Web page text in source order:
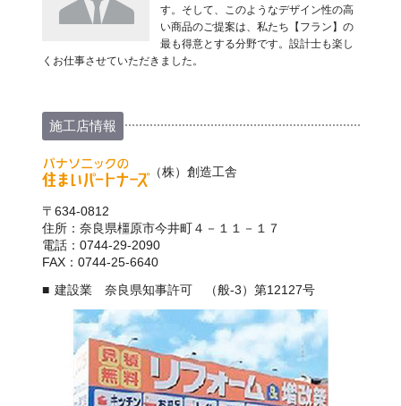
す。そして、このようなデザイン性の高
い商品のご提案は、私たち【フラン】の
最も得意とする分野です。設計士も楽し
くお仕事させていただきました。
施工店情報
（株）創造工舎
〒634-0812
住所：奈良県橿原市今井町４－１１－１７
電話：0744-29-2090
FAX：0744-25-6640
建設業 奈良県知事許可 （般-3）第12127号